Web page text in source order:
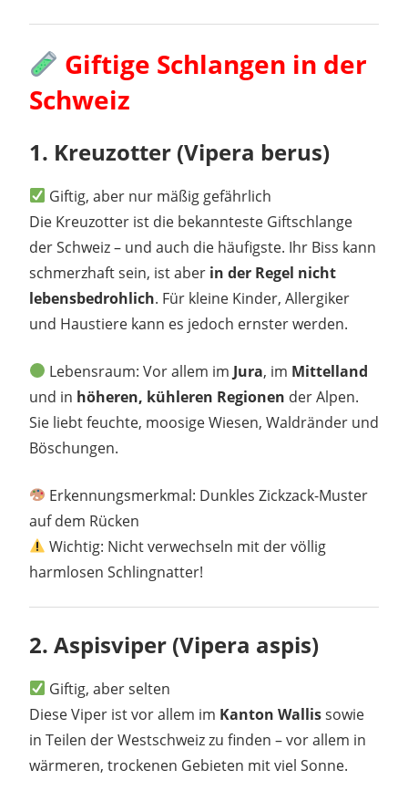
Giftige Schlangen in der
Schweiz
1. Kreuzotter (Vipera berus)
Giftig, aber nur mäßig gefährlich
Die Kreuzotter ist die bekannteste Giftschlange
der Schweiz – und auch die häufigste. Ihr Biss kann
schmerzhaft sein, ist aber in der Regel nicht
lebensbedrohlich. Für kleine Kinder, Allergiker
und Haustiere kann es jedoch ernster werden.
Lebensraum: Vor allem im Jura, im Mittelland
und in höheren, kühleren Regionen der Alpen.
Sie liebt feuchte, moosige Wiesen, Waldränder und
Böschungen.
Erkennungsmerkmal: Dunkles Zickzack-Muster
auf dem Rücken
Wichtig: Nicht verwechseln mit der völlig
harmlosen Schlingnatter!
2. Aspisviper (Vipera aspis)
Giftig, aber selten
Diese Viper ist vor allem im Kanton Wallissowie
in Teilen der Westschweiz zu finden – vor allem in
wärmeren, trockenen Gebieten mit viel Sonne.